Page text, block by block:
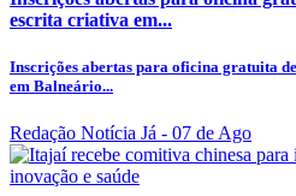
escrita criativa em...
Inscrições abertas para oficina gratuita
em Balneário...
Redação Notícia Já - 07 de Ago